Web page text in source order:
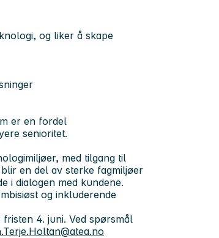
og liker å skape
er en fordel
senioritet.
med tilgang til
en del av sterke fagmiljøer
i dialogen med kundene.
og inkluderende
fristen 4. juni. Ved spørsmål